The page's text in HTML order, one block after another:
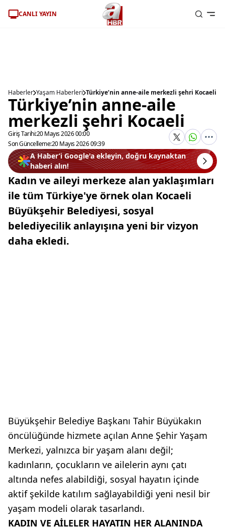
CANLI YAYIN
Haberler Yaşam Haberleri Türkiye’nin anne-aile merkezli şehri Kocaeli
Türkiye’nin anne-aile
merkezli şehri Kocaeli
Giriş Tarihi:20 Mayıs 2026 00:00
Son Güncelleme:20 Mayıs 2026 09:39
A Haber’i Google'a ekleyin, doğru kaynaktan
haberi alın!
Kadın ve aileyi merkeze alan yaklaşımları
ile tüm Türkiye'ye örnek olan Kocaeli
Büyükşehir Belediyesi, sosyal
belediyecilik anlayışına yeni bir vizyon
daha ekledi.
Büyükşehir Belediye Başkanı Tahir Büyükakın
öncülüğünde hizmete açılan Anne Şehir Yaşam
Merkezi, yalnızca bir yaşam alanı değil;
kadınların, çocukların ve ailelerin aynı çatı
altında nefes alabildiği, sosyal hayatın içinde
aktif şekilde katılım sağlayabildiği yeni nesil bir
yaşam modeli olarak tasarlandı.
KADIN VE AİLELER HAYATIN HER ALANINDA